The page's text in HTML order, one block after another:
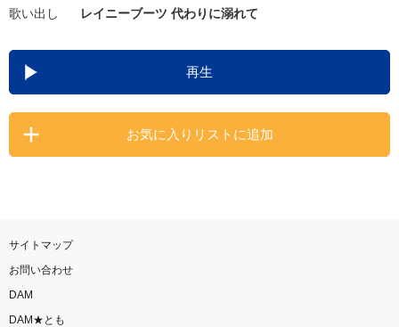
DAMの新曲・ランキングなど
カラオケ最新情報をチェック！
歌い出し
レイニーブーツ 代わりに溺れて
再生
お気に入りリストに追加
サイトマップ
お問い合わせ
DAM
DAM★とも